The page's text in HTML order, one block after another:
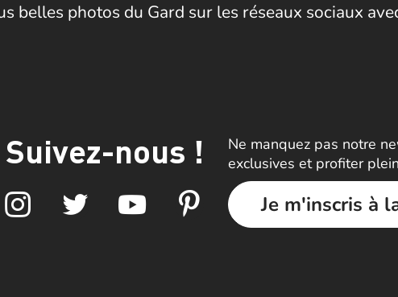
belles photos du Gard sur les réseaux sociaux
Suivez-nous !
Ne manquez pas notre
exclusives et profiter
Je m'inscris à